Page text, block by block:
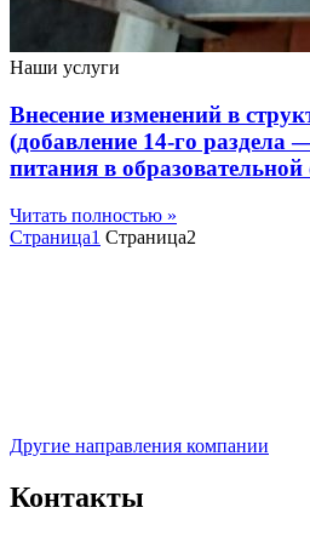
Наши услуги
Внесение изменений в
(добавление 14-го раздела
питания в
Читать полностью »
Страница1 Страница2
Другие направления компании
Контакты